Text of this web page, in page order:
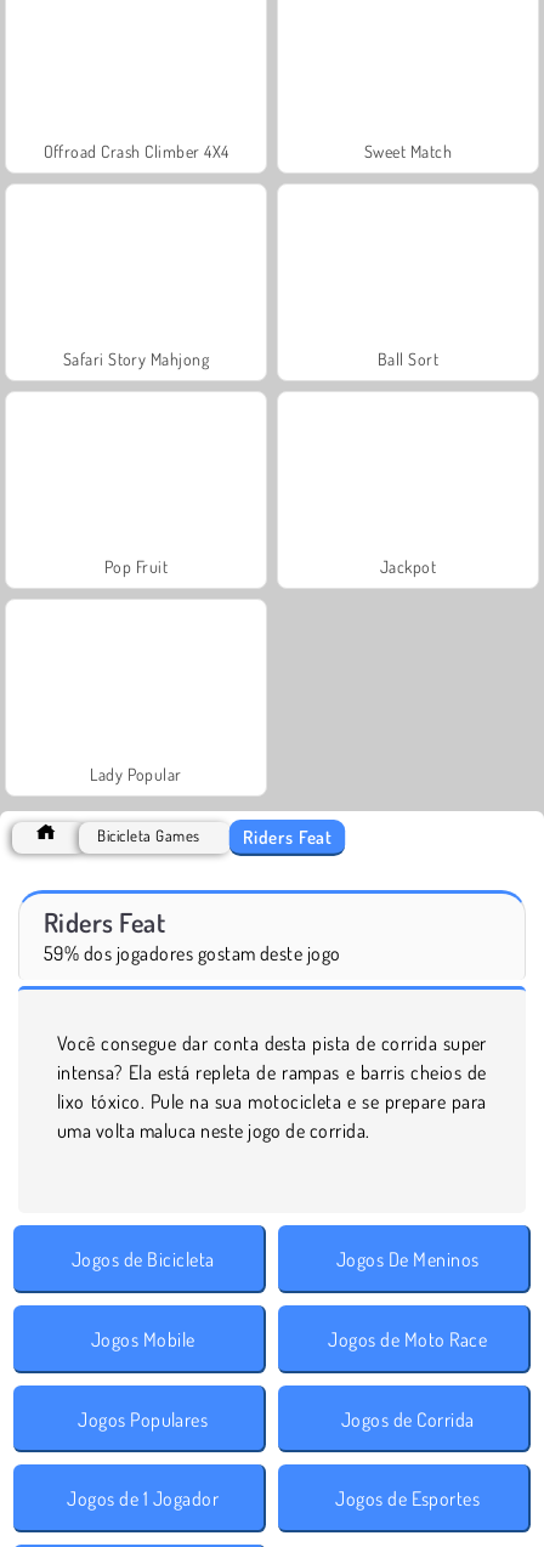
Offroad Crash Climber 4X4 Sweet Match
Safari Story Mahjong Ball Sort
Pop Fruit Jackpot
Lady Popular
Bicicleta Games Riders Feat
Riders Feat
59% dos jogadores gostam deste jogo
Você consegue dar conta desta pista de corrida super
intensa? Ela está repleta de rampas e barris cheios de
lixo tóxico. Pule na sua motocicleta e se prepare para
uma volta maluca neste jogo de corrida.
Jogos de Bicicleta Jogos De Meninos
Jogos Mobile Jogos de Moto Race
Jogos Populares Jogos de Corrida
Jogos de 1 Jogador Jogos de Esportes